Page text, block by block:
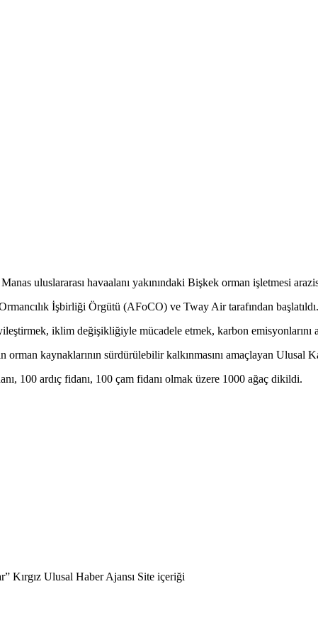
uluslararası havaalanı yakınındaki Bişkek orman işletmesi
İşbirliği Örgütü (AFoCO) ve Tway Air tarafından başlatıldı.
iklim değişikliğiyle mücadele etmek, karbon
kaynaklarının sürdürülebilir kalkınmasını amaçlayan Ulusal
100 ardıç fidanı, 100 çam fidanı olmak üzere 1000 ağaç dikildi.
Kırgız Ulusal Haber Ajansı Site içeriği